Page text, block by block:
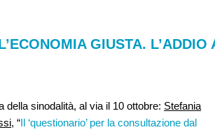
GIUSTA. L’ADDIO
della sinodalità, al via il 10 ottobre: Stefania
“Il ‘questionario’ per la consultazione dal